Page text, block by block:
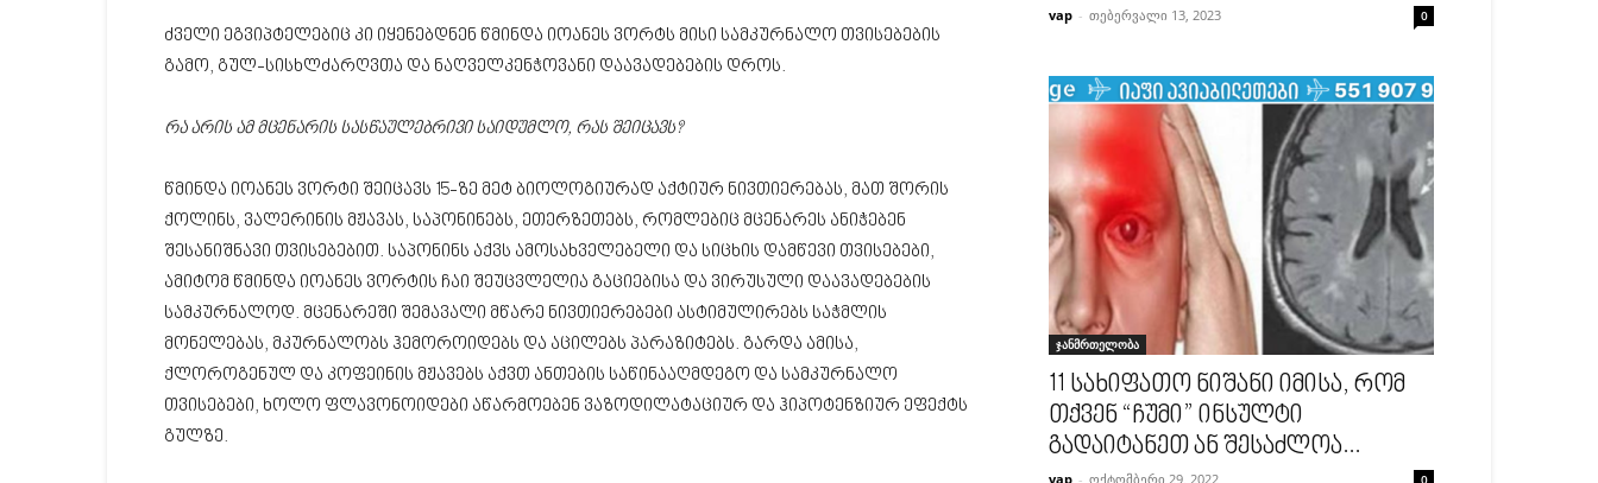
ძველი ეგვიპტელებიც კი იყენებდნენ წმინდა იოანეს ვორტს მისი სამკურნალო თვისებების
გამო, გულ-სისხლძარღვთა და ნაღველკენჭოვანი დაავადებების დროს.
რა არის ამ მცენარის სასწაულებრივი საიდუმლო, რას შეიცავს?
წმინდა იოანეს ვორტი შეიცავს 15-ზე მეტ ბიოლოგიურად აქტიურ ნივთიერებას, მათ შორის
ქოლინს, ვალერინის მჟავას, საპონინებს, ეთერზეთებს, რომლებიც მცენარეს ანიჭებენ
შესანიშნავი თვისებებით. საპონინს აქვს ამოსახველებელი და სიცხის დამწევი თვისებები,
ამიტომ წმინდა იოანეს ვორტის ჩაი შეუცვლელია გაციებისა და ვირუსული დაავადებების
სამკურნალოდ. მცენარეში შემავალი მწარე ნივთიერებები ასტიმულირებს საჭმლის
მონელებას, მკურნალობს ჰემოროიდებს და აცილებს პარაზიტებს. გარდა ამისა,
ქლოროგენულ და კოფეინის მჟავებს აქვთ ანთების საწინააღმდეგო და სამკურნალო
თვისებები, ხოლო ფლავონოიდები აწარმოებენ ვაზოდილატაციურ და ჰიპოტენზიურ ეფექტს
გულზე.
vap - თებერვალი 13, 2023 0
ჯანმრთელობა
11 სახიფათო ნიშანი იმისა, რომ
თქვენ “ჩუმი” ინსულტი
გადაიტანეთ ან შესაძლოა...
vap - ოქტომბერი 29, 2022